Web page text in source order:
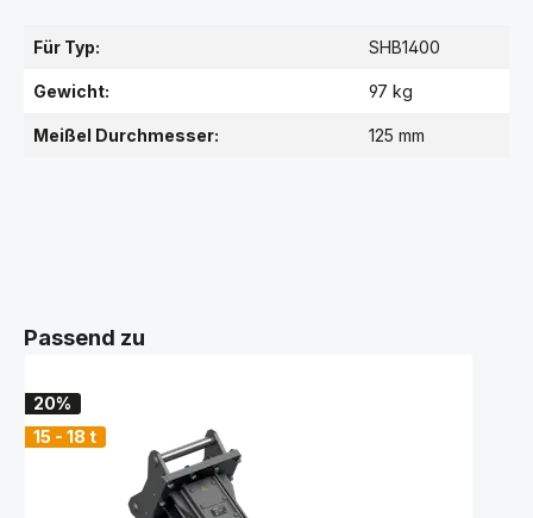
Für Typ: SHB1400
Gewicht: 97 kg
Meißel Durchmesser: 125 mm
Passend zu
20%
15 - 18 t